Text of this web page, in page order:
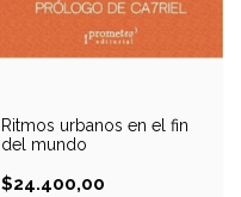
Ritmos urbanos en el fin
del mundo
$24.400,00